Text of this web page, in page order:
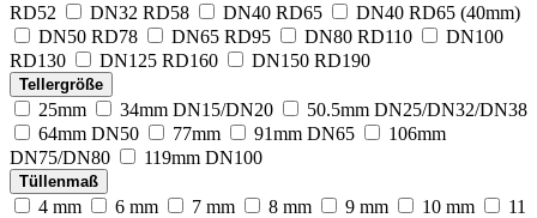
RD52
DN32 RD58 DN40 RD65
DN40 RD65 (40mm)
DN50 RD78
DN65 RD95 DN80 RD110
DN100
RD130
DN125 RD160 DN150 RD190
Tellergröße
25mm 34mm DN15/DN20
50.5mm DN25/DN32/DN38
64mm DN50
77mm 91mm DN65
106mm
DN75/DN80
119mm DN100
Tüllenmaß
4 mm 6 mm 7 mm 8 mm 9 mm 10 mm
11